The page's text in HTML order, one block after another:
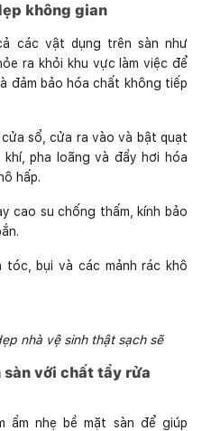
không gian
các vật dụng trên sàn như
ra khỏi khu vực làm việc để
đảm bảo hóa chất không tiếp
sổ, cửa ra vào và bật quạt
pha loãng và đẩy hơi hóa
hấp.
cao su chống thấm, kính bảo
tóc, bụi và các mảnh rác khô
nhà vệ sinh thật sạch sẽ
sàn với chất tẩy rửa
ẩm nhẹ bề mặt sàn để giúp